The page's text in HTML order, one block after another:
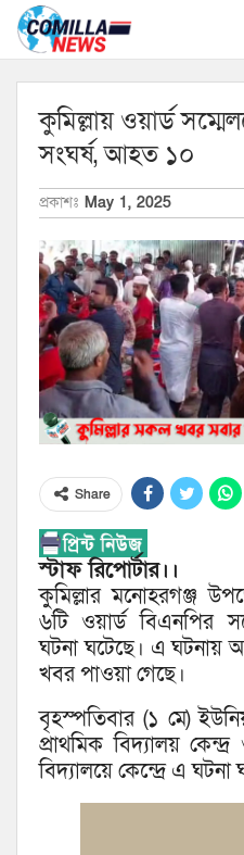
কুমিল্লায় ওয়ার্ড
সংঘর্ষ, আহত ১০
প্রকাশঃ May 1, 2025
Share
স্টাফ রিপোর্টার।।
কুমিল্লার মনোহরগঞ্জ
৬টি ওয়ার্ড বিএনপির
ঘটনা ঘটেছে। এ
খবর পাওয়া গেছে।
বৃহস্পতিবার (১ মে)
প্রাথমিক বিদ্যালয়
বিদ্যালয়ে কেন্দ্রে এ ঘটনা